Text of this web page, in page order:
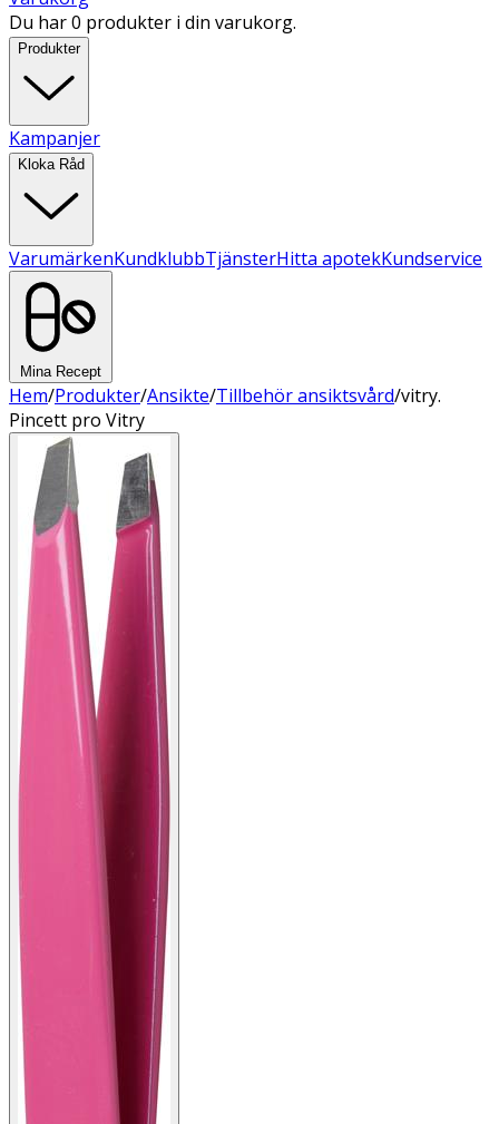
Du har 0 produkter i din varukorg.
Produkter
Kampanjer
Kloka Råd
VarumärkenKundklubbTjänsterHitta apotekKundservice
Mina Recept
Hem/Produkter/Ansikte/Tillbehör ansiktsvård/vitry.
Pincett pro Vitry